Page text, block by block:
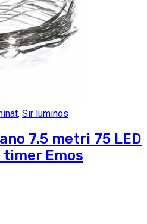
, Sir luminos
7.5 metri 75 LED
Emos